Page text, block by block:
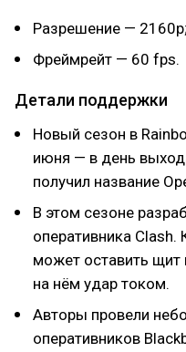
Разрешение — 2160p;
Фреймрейт — 60 fps.
Детали поддержки
Новый сезон в
июня — в день
получил название
В этом сезоне
оперативника Clash.
может оставить щит
на нём удар током.
Авторы провели
оперативников